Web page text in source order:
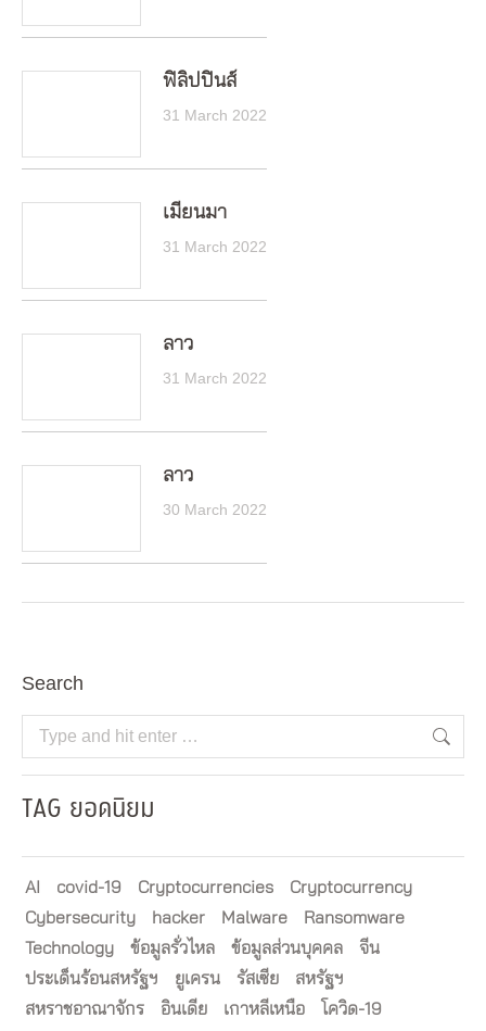
ฟิลิปปินส์
31 March 2022
เมียนมา
31 March 2022
ลาว
31 March 2022
ลาว
30 March 2022
Search
Search:
TAG ยอดนิยม
AI covid-19 Cryptocurrencies
Cryptocurrency
Cybersecurity
hacker Malware
Ransomware
Technology
ข้อมูลรั่วไหล ข้อมูลส่วนบุคคล
จีน
ประเด็นร้อนสหรัฐฯ
ยูเครน รัสเซีย
สหรัฐฯ
สหราชอาณาจักร
อินเดีย เกาหลีเหนือ โควิด-19